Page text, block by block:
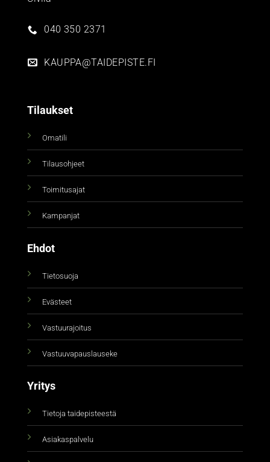
040 350 2371
KAUPPA@TAIDEPISTE.FI
Tilaukset
Omatili
Tilausohjeet
Toimitusajat
Kampanjat
Ehdot
Tietosuoja
Evästeet
Vastuurajoitus
Vastuuvapauslauseke
Yritys
Tietoja taidepisteestä
Asiakaspalvelu